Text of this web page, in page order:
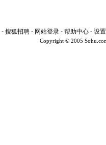
- 搜狐招聘 - 网站登录 - 帮助中心 - 设
Copyright © 2005